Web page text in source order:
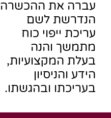
עברה את ההכשרה
הנדרשת לשם
עריכת ייפוי כוח
מתמשך והנה
בעלת המקצועיות,
הידע והניסיון
בעריכתו ובהגשתו.